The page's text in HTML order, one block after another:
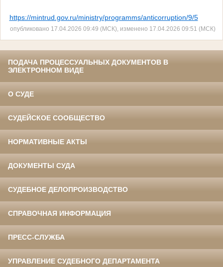
https://mintrud.gov.ru/ministry/programms/anticorruption/9/5
опубликовано 17.04.2026 09:49 (МСК), изменено 17.04.2026 09:51 (МСК)
ПОДАЧА ПРОЦЕССУАЛЬНЫХ ДОКУМЕНТОВ В
ЭЛЕКТРОННОМ ВИДЕ
О СУДЕ
СУДЕЙСКОЕ СООБЩЕСТВО
НОРМАТИВНЫЕ АКТЫ
ДОКУМЕНТЫ СУДА
СУДЕБНОЕ ДЕЛОПРОИЗВОДСТВО
СПРАВОЧНАЯ ИНФОРМАЦИЯ
ПРЕСС-СЛУЖБА
УПРАВЛЕНИЕ СУДЕБНОГО ДЕПАРТАМЕНТА